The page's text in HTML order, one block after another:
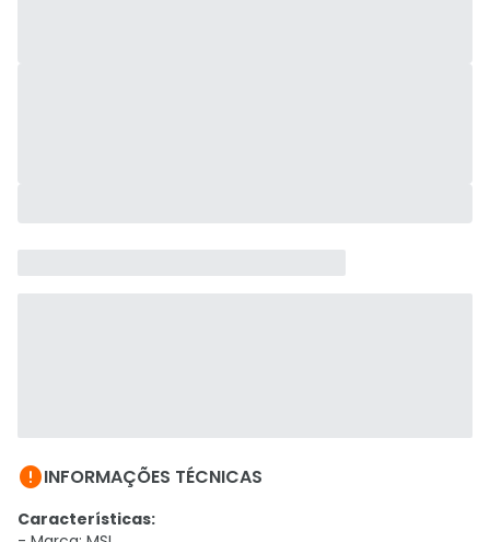
INFORMAÇÕES TÉCNICAS
Características: